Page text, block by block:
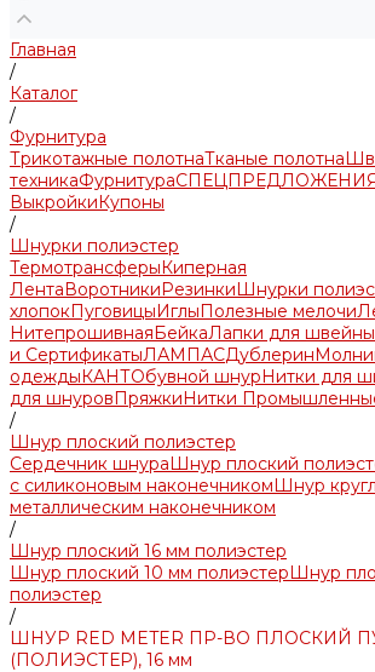
Главная
/
Каталог
/
Фурнитура
Трикотажные полотнаТканые полотна
техникаФурнитура
ВыкройкиКупоны
/
Шнурки полиэстер
ТермотрансферыКиперная
ЛентаВоротникиРезинкиШнурки
хлопокПуговицыИглыПолезные мелочи
НитепрошивнаяБейкаЛапки для
и СертификатыЛАМПАСДублерин
одеждыКАНТОбувной шнурНитки для
для шнуровПряжкиНитки
/
Шнур плоский полиэстер
Сердечник шнураШнур плоский
с силиконовым наконечникомШнур
металлическим наконечником
/
Шнур плоский 16 мм полиэстер
Шнур плоский 10 мм полиэстерШнур
полиэстер
/
ШНУР RED METER ПР-ВО ПЛОСКИЙ
(ПОЛИЭСТЕР), 16 мм